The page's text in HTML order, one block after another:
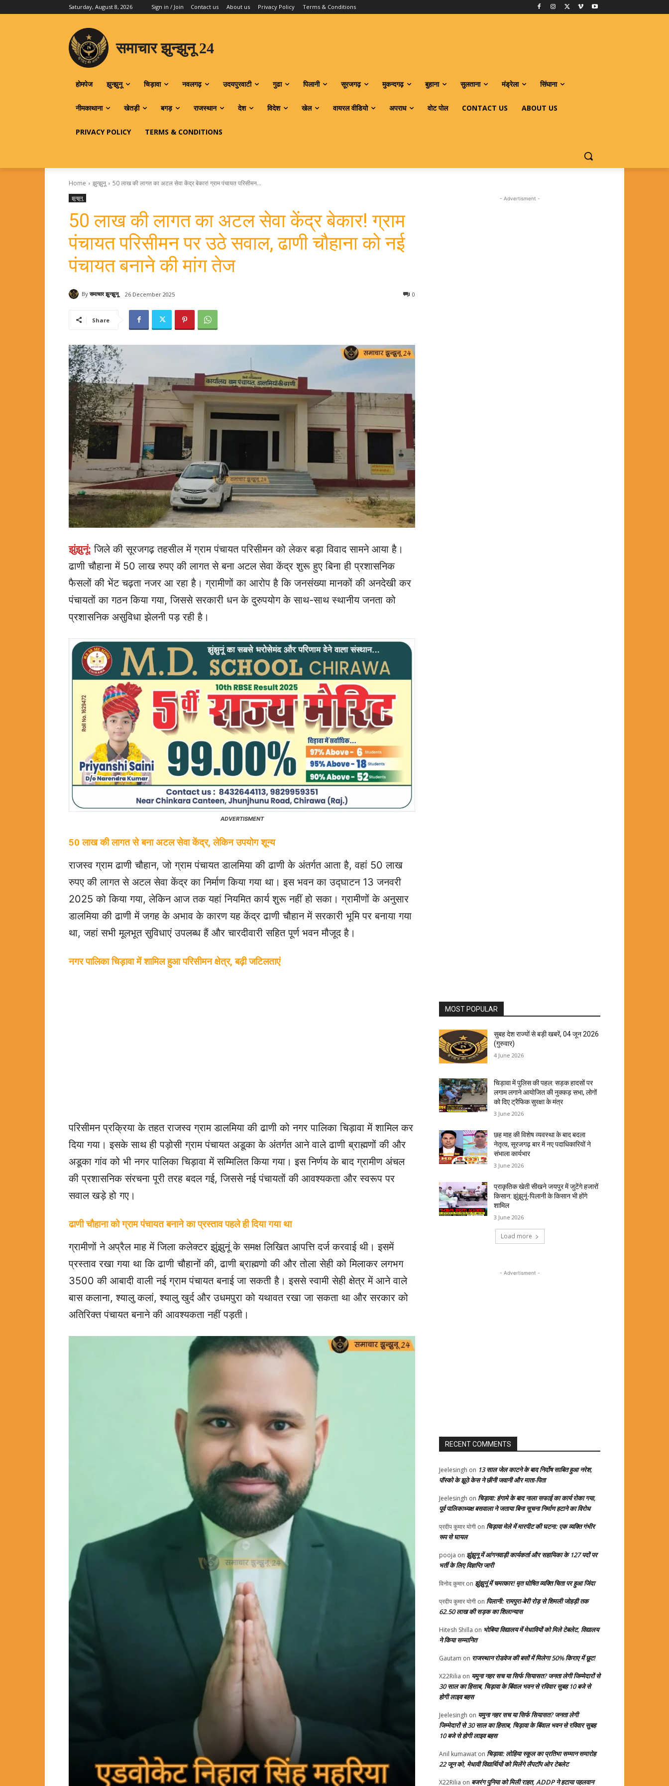
Saturday, August 8, 2026 Sign in / Join Contact us About us Privacy Policy Terms & Conditions
समाचार झुन्झुनू 24
होमपेज झुन्झुनू चिड़ावा नवलगढ़ उदयपुरवाटी गुढा पिलानी सूरजगढ़ मुकन्दगढ़ बुहाना सुलताना मंड्रेला सिंघाना
नीमकाथाना खेतड़ी बगड़ राजस्थान देश विदेश खेल वायरल वीडियो अपराध वोट पोल CONTACT US ABOUT US
PRIVACY POLICY TERMS & CONDITIONS
Home झुन्झुनू 50 लाख की लागत का अटल सेवा केंद्र बेकार! ग्राम पंचायत परिसीमन...
झुन्झुनू
50 लाख की लागत का अटल सेवा केंद्र बेकार! ग्राम
पंचायत परिसीमन पर उठे सवाल, ढाणी चौहाना को नई
पंचायत बनाने की मांग तेज
By समाचार झुन्झुनू 26 December 2025 0
Share
झुंझुनूं: जिले की सूरजगढ़ तहसील में ग्राम पंचायत परिसीमन को लेकर बड़ा विवाद सामने आया है।
ढाणी चौहाना में 50 लाख रुपए की लागत से बना अटल सेवा केंद्र शुरू हुए बिना ही प्रशासनिक
फैसलों की भेंट चढ़ता नजर आ रहा है। ग्रामीणों का आरोप है कि जनसंख्या मानकों की अनदेखी कर
पंचायतों का गठन किया गया, जिससे सरकारी धन के दुरुपयोग के साथ-साथ स्थानीय जनता को
प्रशासनिक असुविधा झेलनी पड़ रही है।
ADVERTISMENT
50 लाख की लागत से बना अटल सेवा केंद्र, लेकिन उपयोग शून्य
राजस्व ग्राम ढाणी चौहान, जो ग्राम पंचायत डालमिया की ढाणी के अंतर्गत आता है, वहां 50 लाख
रुपए की लागत से अटल सेवा केंद्र का निर्माण किया गया था। इस भवन का उद्घाटन 13 जनवरी
2025 को किया गया, लेकिन आज तक यहां नियमित कार्य शुरू नहीं हो सका। ग्रामीणों के अनुसार
डालमिया की ढाणी में जगह के अभाव के कारण यह केंद्र ढाणी चौहान में सरकारी भूमि पर बनाया गया
था, जहां सभी मूलभूत सुविधाएं उपलब्ध हैं और चारदीवारी सहित पूर्ण भवन मौजूद है।
नगर पालिका चिड़ावा में शामिल हुआ परिसीमन क्षेत्र, बढ़ी जटिलताएं
परिसीमन प्रक्रिया के तहत राजस्व ग्राम डालमिया की ढाणी को नगर पालिका चिड़ावा में शामिल कर
दिया गया। इसके साथ ही पड़ोसी ग्राम पंचायत अडूका के अंतर्गत आने वाले ढाणी ब्राह्मणों की और
अडूका गांव को भी नगर पालिका चिड़ावा में सम्मिलित किया गया। इस निर्णय के बाद ग्रामीण अंचल
की प्रशासनिक संरचना पूरी तरह बदल गई, जिससे नई पंचायतों की आवश्यकता और स्वरूप पर
सवाल खड़े हो गए।
ढाणी चौहाना को ग्राम पंचायत बनाने का प्रस्ताव पहले ही दिया गया था
ग्रामीणों ने अप्रैल माह में जिला कलेक्टर झुंझुनूं के समक्ष लिखित आपत्ति दर्ज करवाई थी। इसमें
प्रस्ताव रखा गया था कि ढाणी चौहानों की, ढाणी ब्राह्मणो की और तोला सेही को मिलाकर लगभग
3500 की आबादी वाली नई ग्राम पंचायत बनाई जा सकती है। इससे स्वामी सेही क्षेत्र में आने वाले
बास कलाना, श्यालु कलां, श्यालु खुर्द और उधमपुरा को यथावत रखा जा सकता था और सरकार को
अतिरिक्त पंचायत बनाने की आवश्यकता नहीं पड़ती।
- Advertisment -
MOST POPULAR
सुबह देश राज्यों से बड़ी खबरें, 04 जून 2026
(गुरुवार)
4 June 2026
चिड़ावा में पुलिस की पहल: सड़क हादसों पर
लगाम लगाने आयोजित की नुक्कड़ सभा, लोगों
को दिए ट्रैफिक सुरक्षा के मंत्र
3 June 2026
छह माह की विशेष व्यवस्था के बाद बदला
नेतृत्व, सूरजगढ़ बार में नए पदाधिकारियों ने
संभाला कार्यभार
3 June 2026
प्राकृतिक खेती सीखने जयपुर में जुटेंगे हजारों
किसान: झुंझुनूं-पिलानी के किसान भी होंगे
शामिल
3 June 2026
Load more
- Advertisment -
RECENT COMMENTS
Jeelesingh on 13 साल जेल काटने के बाद निर्दोष साबित हुआ नरेश,
पॉस्को के झूठे केस ने छीनी जवानी और माता-पिता
Jeelesingh on चिड़ावा: हंगामे के बाद नाला सफाई का कार्य रोका गया,
पूर्व पालिकाध्यक्ष बसवाला ने जताया बिना सूचना निर्माण हटाने का विरोध
प्रदीप कुमार योगी on चिड़ावा मेले में मारपीट की घटना: एक व्यक्ति गंभीर
रूप से घायल
pooja on झुंझुनू में आंगनवाड़ी कार्यकर्ता और सहायिका के 127 पदों पर
भर्ती के लिए विज्ञप्ति जारी
विनोद कुमारon झुंझुनूं में चमत्कार! मृत घोषित व्यक्ति चिता पर हुआ जिंदा
प्रदीप कुमार योगी on पिलानी: रामपुरा-बेरी रोड़ से शिमली जोहड़ी तक
62.50 लाख की सड़क का शिलान्यास
Hitesh Shilla on भोबिया विद्यालय में मेधावियों को मिले टेबलेट, विद्यालय
ने किया सम्मानित
Gautam on राजस्थान रोडवेज की बसों में मिलेगा 50% किराए में छूट!
X22Rilia on यमुना नहर सच या सिर्फ सियासत? जनता लेगी जिम्मेदारों से
30 साल का हिसाब, चिड़ावा के बिंवाल भवन से रविवार सुबह 10 बजे से
होगी लाइव बहस
Jeelesingh on यमुना नहर सच या सिर्फ सियासत? जनता लेगी
जिम्मेदारों से 30 साल का हिसाब, चिड़ावा के बिंवाल भवन से रविवार सुबह
10 बजे से होगी लाइव बहस
Anil kumawat on चिड़ावा: लोहिया स्कूल का प्रतिभा सम्मान समारोह
22 जून को, मेधावी विद्यार्थियों को मिलेंगे लैपटॉप ओर टेबलेट
X22Rilia on बजरंग पुनिया को मिली राहत, ADDP ने हटाया पहलवान